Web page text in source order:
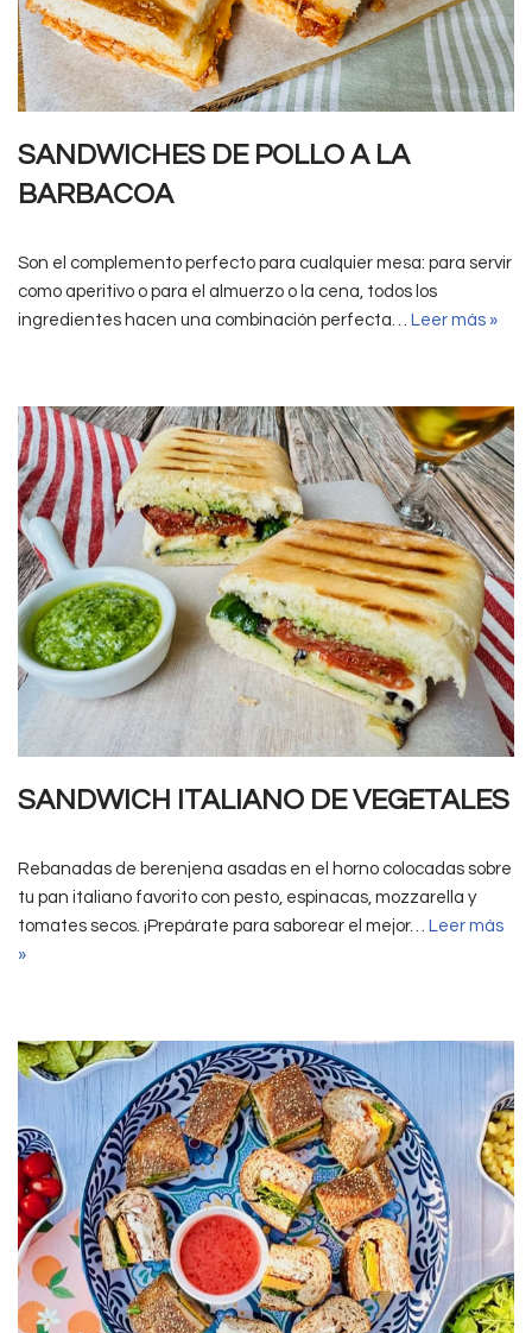
SANDWICHES DE POLLO A LA
BARBACOA
Son el complemento perfecto para cualquier mesa: para servir
como aperitivo o para el almuerzo o la cena, todos los
ingredientes hacen una combinación perfecta… Leer más »
SANDWICH ITALIANO DE VEGETALES
Rebanadas de berenjena asadas en el horno colocadas sobre
tu pan italiano favorito con pesto, espinacas, mozzarella y
tomates secos. ¡Prepárate para saborear el mejor… Leer más
»